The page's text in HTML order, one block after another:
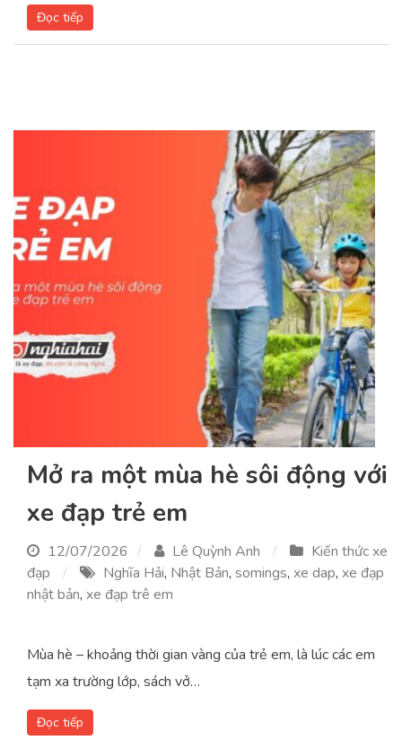
Đọc tiếp
Mở ra một mùa hè sôi động với
xe đạp trẻ em
12/07/2026 Lê Quỳnh Anh
Kiến thức xe
đạp
Nghĩa Hải, Nhật Bản, somings, xe dap, xe đạp
nhật bản, xe đạp trê em
Mùa hè – khoảng thời gian vàng của trẻ em, là lúc các em
tạm xa trường lớp, sách vở…
Đọc tiếp